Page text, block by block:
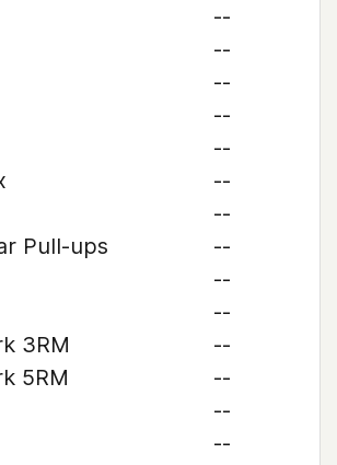
--
--
--
--
--
--
--
Pull-ups
--
--
--
3RM
--
5RM
--
--
--